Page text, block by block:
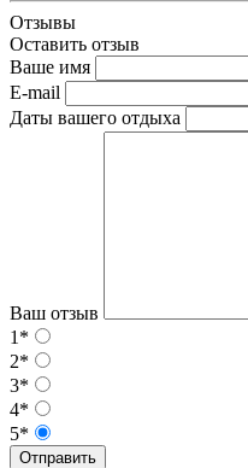
Отзывы
Оставить отзыв
Ваше имя
E-mail
Даты вашего отдыха
Ваш отзыв
1*
2*
3*
4*
5*
Отправить